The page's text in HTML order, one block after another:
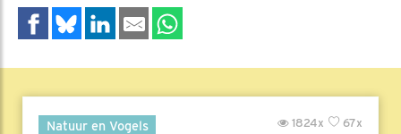
Natuur en Vogels 67x
1824x